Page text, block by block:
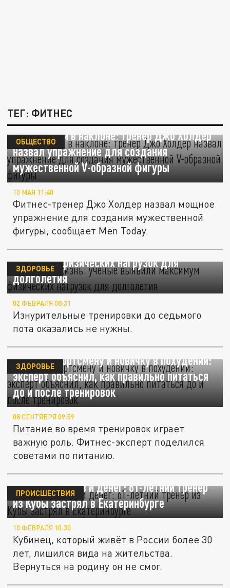
ТЕГ: ФИТНЕС
Тяга штанги в наклоне: тренер Джо Холдер
назвал упражнение для создания
мужественной V-образной фигуры
ОБЩЕСТВО
10 МАЯ 11:40
Фитнес-тренер Джо Холдер назвал мощное
упражнение для создания мужественной
фигуры, сообщает Men Today.
Продлить жизнь: ученые выявили
максимум физических нагрузок для
долголетия
ЗДОРОВЬЕ
02 ФЕВРАЛЯ 08:31
Изнурительные тренировки до седьмого
пота оказались не нужны.
Помощь спортсмену и новичку в похудении:
эксперт объяснил, как правильно питаться
до и после тренировок
ЗДОРОВЬЕ
08 СЕНТЯБРЯ 09:59
Питание во время тренировок играет
важную роль. Фитнес-эксперт поделился
советами по питанию.
Без документов и денег: 61-летний тренер
из Кубы застрял в Екатеринбурге
ПРОИСШЕСТВИЯ
10 ФЕВРАЛЯ 10:30
Кубинец, который живёт в России более 30
лет, лишился вида на жительства.
Вернуться на родину он не смог.